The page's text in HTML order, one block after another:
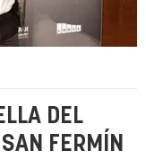
DEL
FERMÍN